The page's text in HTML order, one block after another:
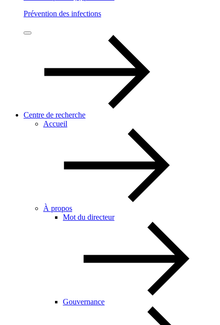
Prévention des infections
Centre de recherche
Accueil
À propos
Mot du directeur
Gouvernance